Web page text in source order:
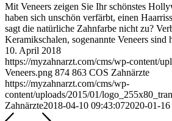
Mit Veneers zeigen Sie Ihr schönstes
haben sich unschön verfärbt, einen
sagt die natürliche Zahnfarbe nicht zu?
Keramikschalen, sogenannte Veneers
10. April 2018
https://myzahnarzt.com/cms/wp-content/
Veneers.png 874 863 COS Zahnärzte
https://myzahnarzt.com/cms/wp-
content/uploads/2015/01/
Zahnärzte2018-04-10 09:43:072020-01-